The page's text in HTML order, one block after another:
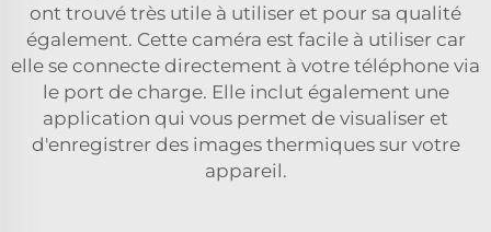
ont trouvé très utile à utiliser et pour sa qualité
également. Cette caméra est facile à utiliser car
elle se connecte directement à votre téléphone via
le port de charge. Elle inclut également une
application qui vous permet de visualiser et
d'enregistrer des images thermiques sur votre
appareil.